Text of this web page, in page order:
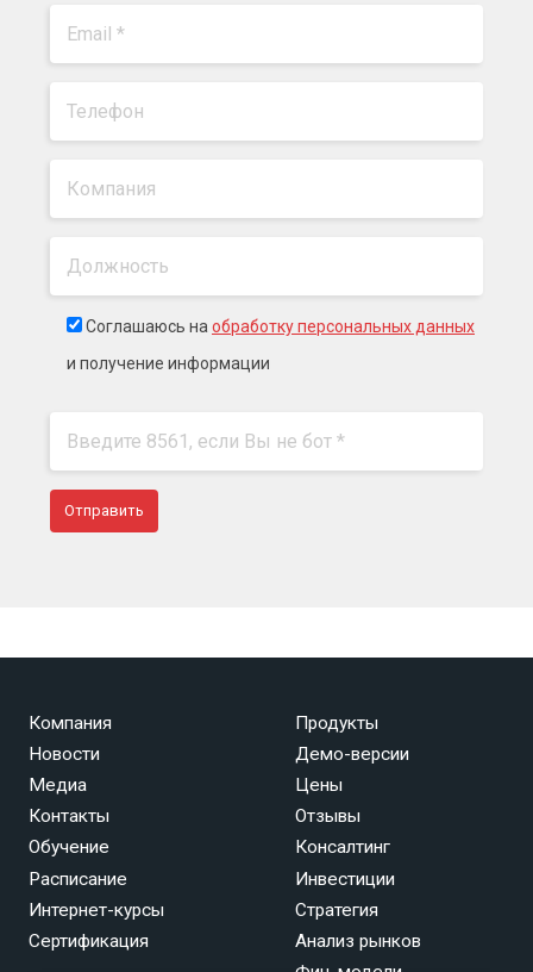
Соглашаюсь на обработку персональных данных
и получение информации
Компания
Новости
Медиа
Контакты
Продукты
Демо-версии
Цены
Отзывы
Обучение
Расписание
Интернет-курсы
Сертификация
Консалтинг
Инвестиции
Стратегия
Анализ рынков